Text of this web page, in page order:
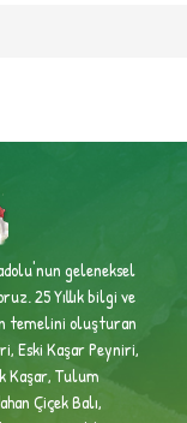
geleneksel
25 Yıllık bilgi ve
temelini oluşturan
Eski Kaşar Peyniri,
Kaşar, Tulum
Çiçek Balı,